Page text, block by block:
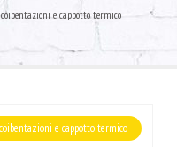
e cappotto termico
e cappotto termico